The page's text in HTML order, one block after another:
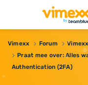
Vimexx Forum
Vimexx
Praat mee over: Alles
Authentication (2FA)